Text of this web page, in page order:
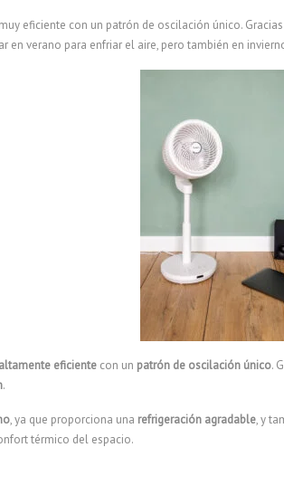
eficiente con un patrón de oscilación único.
en verano para enfriar el aire, pero también en
eficiente con un patrón de oscilación único.
.
, ya que proporciona una refrigeración agradable, y
térmico del espacio.